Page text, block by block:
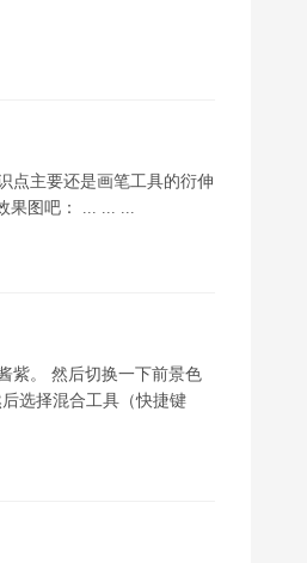
点主要还是画笔工具的衍伸
果图吧： ... ... ...
紫。 然后切换一下前景色
选择混合工具（快捷键